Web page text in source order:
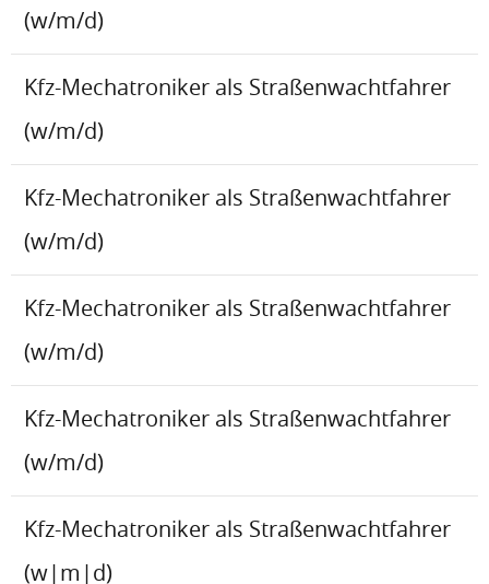
(w/m/d)
Kfz-Mechatroniker als Straßenwachtfahrer
(w/m/d)
Kfz-Mechatroniker als Straßenwachtfahrer
(w/m/d)
Kfz-Mechatroniker als Straßenwachtfahrer
(w/m/d)
Kfz-Mechatroniker als Straßenwachtfahrer
(w/m/d)
Kfz-Mechatroniker als Straßenwachtfahrer
(w|m|d)